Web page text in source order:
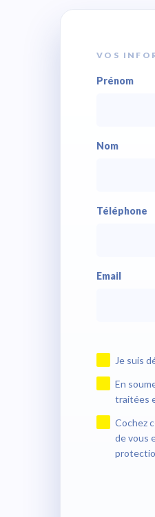
VOS
Prénom
Nom
Téléphone
Email
Je suis
En
traitées
Cochez
de vous